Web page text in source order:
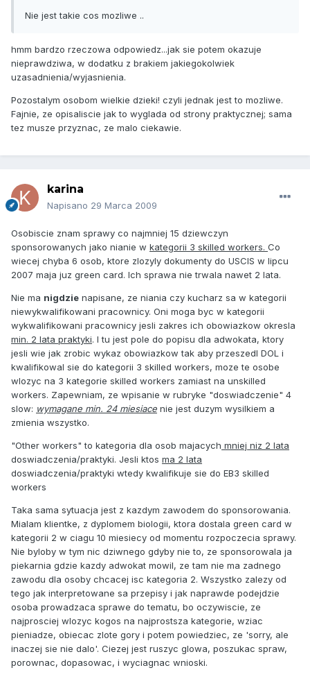
Nie jest takie cos mozliwe ..
hmm bardzo rzeczowa odpowiedz...jak sie potem okazuje
nieprawdziwa, w dodatku z brakiem jakiegokolwiek
uzasadnienia/wyjasnienia.
Pozostalym osobom wielkie dzieki! czyli jednak jest to mozliwe.
Fajnie, ze opisaliscie jak to wyglada od strony praktycznej; sama
tez musze przyznac, ze malo ciekawie.
karina
Napisano 29 Marca 2009
Osobiscie znam sprawy co najmniej 15 dziewczyn
sponsorowanych jako nianie w kategorii 3 skilled workers. Co
wiecej chyba 6 osob, ktore zlozyly dokumenty do USCIS w lipcu
2007 maja juz green card. Ich sprawa nie trwala nawet 2 lata.
Nie ma nigdzie napisane, ze niania czy kucharz sa w kategorii
niewykwalifikowani pracownicy. Oni moga byc w kategorii
wykwalifikowani pracownicy jesli zakres ich obowiazkow okresla
min. 2 lata praktyki. I tu jest pole do popisu dla adwokata, ktory
jesli wie jak zrobic wykaz obowiazkow tak aby przeszedl DOL i
kwalifikowal sie do kategorii 3 skilled workers, moze te osobe
wlozyc na 3 kategorie skilled workers zamiast na unskilled
workers. Zapewniam, ze wpisanie w rubryke "doswiadczenie" 4
slow: wymagane min. 24 miesiace nie jest duzym wysilkiem a
zmienia wszystko.
"Other workers" to kategoria dla osob majacych mniej niz 2 lata
doswiadczenia/praktyki. Jesli ktos ma 2 lata
doswiadczenia/praktyki wtedy kwalifikuje sie do EB3 skilled
workers
Taka sama sytuacja jest z kazdym zawodem do sponsorowania.
Mialam klientke, z dyplomem biologii, ktora dostala green card w
kategorii 2 w ciagu 10 miesiecy od momentu rozpoczecia sprawy.
Nie byloby w tym nic dziwnego gdyby nie to, ze sponsorowala ja
piekarnia gdzie kazdy adwokat mowil, ze tam nie ma zadnego
zawodu dla osoby chcacej isc kategoria 2. Wszystko zalezy od
tego jak interpretowane sa przepisy i jak naprawde podejdzie
osoba prowadzaca sprawe do tematu, bo oczywiscie, ze
najprosciej wlozyc kogos na najprostsza kategorie, wziac
pieniadze, obiecac zlote gory i potem powiedziec, ze 'sorry, ale
inaczej sie nie dalo'. Ciezej jest ruszyc glowa, poszukac spraw,
porownac, dopasowac, i wyciagnac wnioski.